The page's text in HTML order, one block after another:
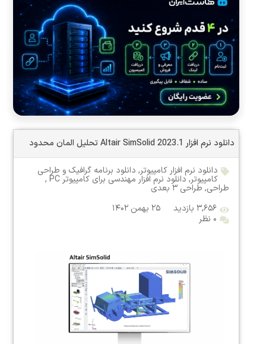
دانلود نرم افزار Altair SimSolid 2023.1 تحلیل المان محدود
دانلود نرم افزار کامپیوتر, دانلود برنامه گرافیک و طراحی
کامپیوتر,دانلود نرم افزار مهندسی برای کامپیوتر PC ,
طراحی,طراحی ۳ بعدی
۳,۶۵۶ بازدید
۲۵ بهمن ۱۴۰۲
۰ نظر